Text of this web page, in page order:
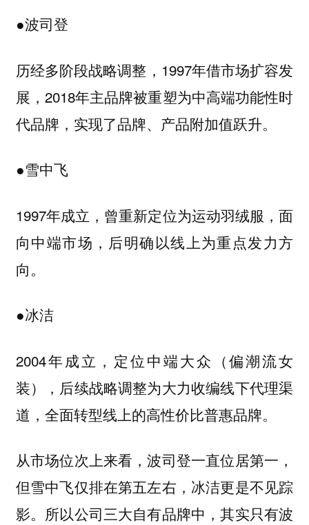
●波司登
历经多阶段战略调整，1997年借市场扩容发
展，2018年主品牌被重塑为中高端功能性时
代品牌，实现了品牌、产品附加值跃升。
●雪中飞
1997年成立，曾重新定位为运动羽绒服，面
向中端市场，后明确以线上为重点发力方
向。
●冰洁
2004年成立，定位中端大众（偏潮流女
装），后续战略调整为大力收编线下代理渠
道，全面转型线上的高性价比普惠品牌。
从市场位次上来看，波司登一直位居第一，
但雪中飞仅排在第五左右，冰洁更是不见踪
影。所以公司三大自有品牌中，其实只有波